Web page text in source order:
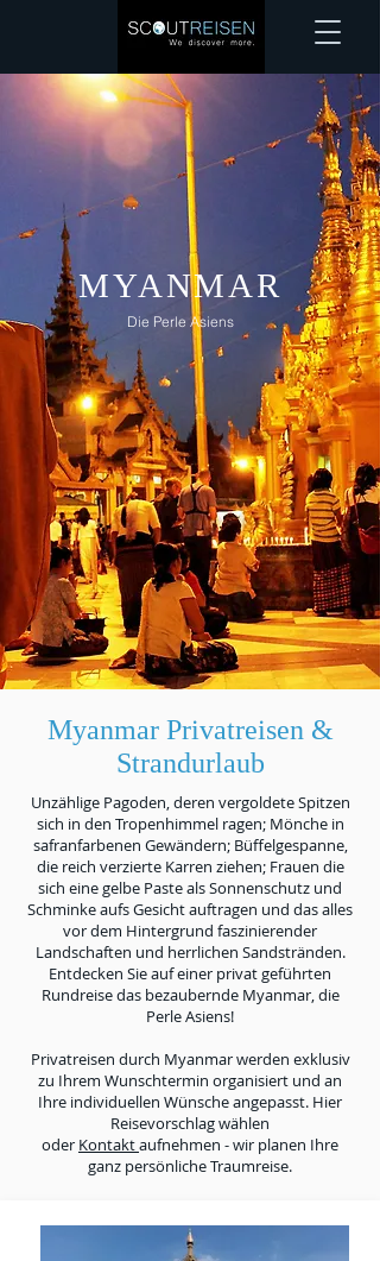
MYANMAR
Die Perle Asiens
Myanmar Privatreisen &
Strandurlaub
Unzählige Pagoden, deren vergoldete Spitzen
sich in den Tropenhimmel ragen; Mönche in
safranfarbenen Gewändern; Büffelgespanne,
die reich verzierte Karren ziehen; Frauen die
sich eine gelbe Paste als Sonnenschutz und
Schminke aufs Gesicht auftragen und das alles
vor dem Hintergrund faszinierender
Landschaften und herrlichen Sandstränden.
Entdecken Sie auf einer privat geführten
Rundreise das bezaubernde Myanmar, die
Perle Asiens!
Privatreisen durch Myanmar werden exklusiv
zu Ihrem Wunschtermin organisiert und an
Ihre individuellen Wünsche angepasst. Hier
Reisevorschlag wählen
oder Kontaktaufnehmen - wir planen Ihre
ganz persönliche Traumreise.